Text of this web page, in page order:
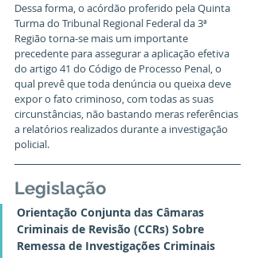
Dessa forma, o acórdão proferido pela Quinta
Turma do Tribunal Regional Federal da 3ª
Região torna-se mais um importante
precedente para assegurar a aplicação efetiva
do artigo 41 do Código de Processo Penal, o
qual prevê que toda denúncia ou queixa deve
expor o fato criminoso, com todas as suas
circunstâncias, não bastando meras referências
a relatórios realizados durante a investigação
policial.
Legislação
Orientação Conjunta das Câmaras
Criminais de Revisão (CCRs) Sobre
Remessa de Investigações Criminais